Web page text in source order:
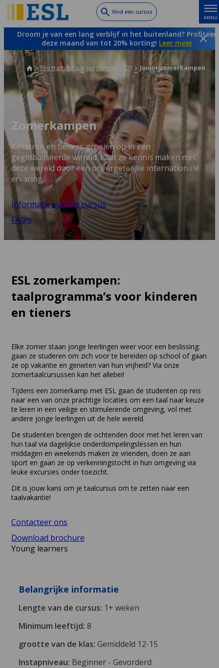
to
main
Vind een cursus
MENU
Droom je van een lang verblijf in het buitenland? Profiteer
deze maand van tot 20% korting! Leer meer
Programma's Jongeren (8 - 17) Junior zomerkampen
Zomerkampen
Kinderen en tieners groeien op in een
geglobaliseerde wereld. Laat ze kennis maken met
deze wereld door een onvergetelijke internationale
ervaring.
Informatie over de cursus
FAQ's
ESL zomerkampen:
taalprogramma’s voor kinderen
en tieners
Elke zomer staan jonge leerlingen weer voor een beslissing:
gaan ze studeren om zich voor te bereiden op school of gaan
ze op vakantie en genieten van hun vrijheid? Via onze
zomertaalcursussen kan het allebei!
Tijdens een zomerkamp met ESL gaan de studenten op reis
naar een van onze prachtige locaties om een taal naar keuze
te leren in een veilige en stimulerende omgeving, vol met
andere jonge leerlingen uit de hele wereld.
De studenten brengen de ochtenden door met het leren van
hun taal via dagelijkse onderdompelingslessen en hun
middagen en weekends maken ze vrienden, doen ze aan
sport en gaan ze op verkenningstocht in hun omgeving via
leuke excursies onder toezicht.
Dit is jouw kans om je taalcursus om te zetten naar een
taalvakantie!
Belangrijke informatie
Lengte van de cursus: 1+ weken
Minimum leeftijd: 8
grootte van de klas: Gemiddeld 12-15
Instapniveau: Beginner - Gevorderd
Contacteer ons
Download brochure
Young learners